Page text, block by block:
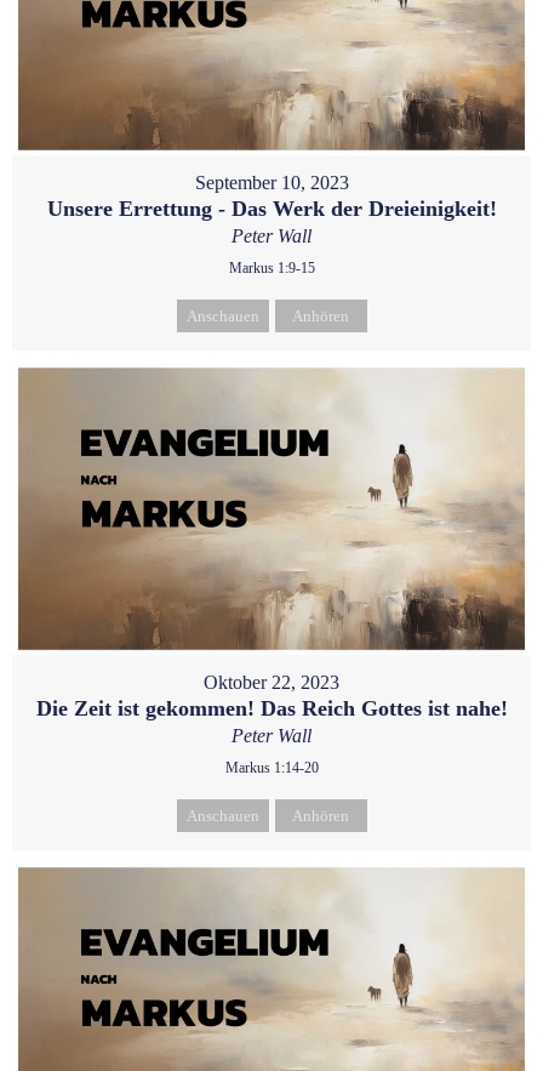
September 10, 2023
Unsere Errettung - Das Werk der Dreieinigkeit!
Peter Wall
Markus 1:9-15
Anschauen Anhören
Oktober 22, 2023
Die Zeit ist gekommen! Das Reich Gottes ist nahe!
Peter Wall
Markus 1:14-20
Anschauen Anhören